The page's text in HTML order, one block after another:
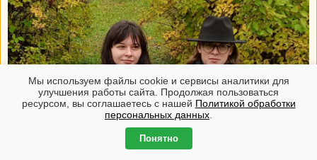
Мы используем файлы cookie и сервисы аналитики для
улучшения работы сайта. Продолжая пользоваться
ресурсом, вы соглашаетесь с нашей Политикой обработки
персональных данных
Понятно